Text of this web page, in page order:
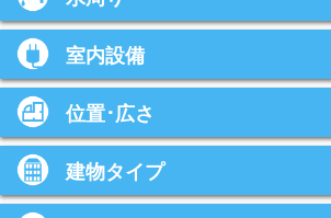
室内設備
位置･広さ
建物タイプ